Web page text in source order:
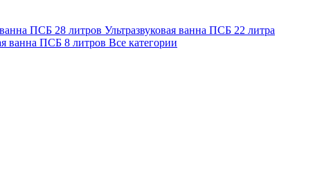
ванна ПСБ 28 литров Ультразвуковая ванна ПСБ 22 литра
ванна ПСБ 8 литров Все категории